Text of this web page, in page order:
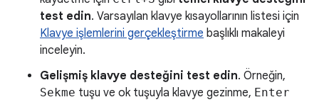
test edin. Varsayılan klavye kısayollarının listesi için
Klavye işlemlerini gerçekleştirme başlıklı makaleyi
inceleyin.
Gelişmiş klavye desteğini test edin. Örneğin,
Sekme tuşu ve ok tuşuyla klavye gezinme, Enter